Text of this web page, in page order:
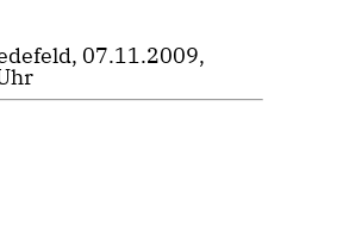
07.11.2009,